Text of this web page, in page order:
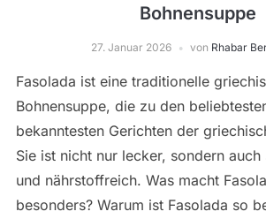
Bohnensuppe
27. Januar 2026 von Rhabar
Fasolada ist eine traditionelle
Bohnensuppe, die zu den
bekanntesten Gerichten der
Sie ist nicht nur lecker, sondern auch
und nährstoffreich. Was macht
besonders? Warum ist Fasolada so